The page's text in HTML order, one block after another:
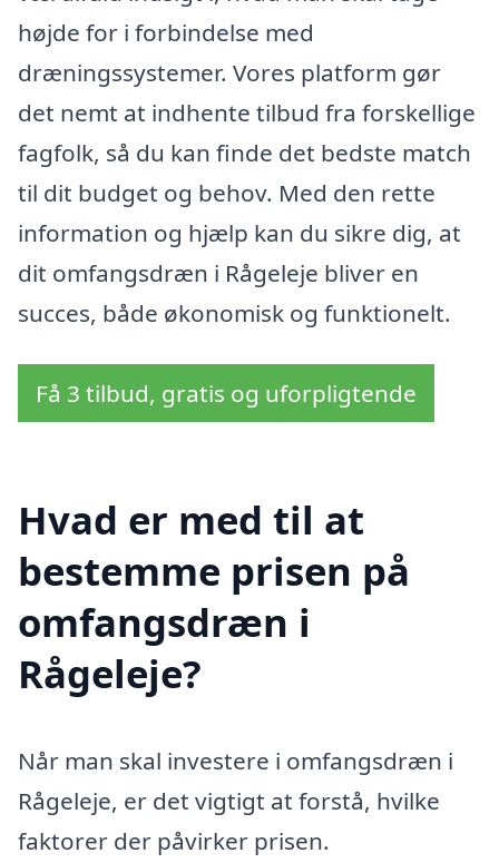
højde for i forbindelse med
dræningssystemer. Vores platform gør
det nemt at indhente tilbud fra forskellige
fagfolk, så du kan finde det bedste match
til dit budget og behov. Med den rette
information og hjælp kan du sikre dig, at
dit omfangsdræn i Rågeleje bliver en
succes, både økonomisk og funktionelt.
Få 3 tilbud, gratis og uforpligtende
Hvad er med til at
bestemme prisen på
omfangsdræn i
Rågeleje?
Når man skal investere i omfangsdræn i
Rågeleje, er det vigtigt at forstå, hvilke
faktorer der påvirker prisen.